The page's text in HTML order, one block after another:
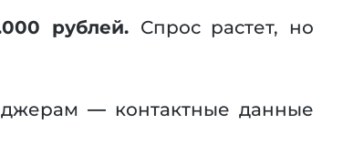
рублей. Спрос растет, но
— контактные данные